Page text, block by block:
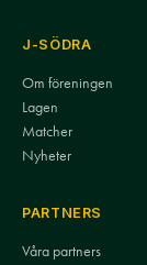
J-SÖDRA
Om föreningen
Lagen
Matcher
Nyheter
PARTNERS
Våra partners